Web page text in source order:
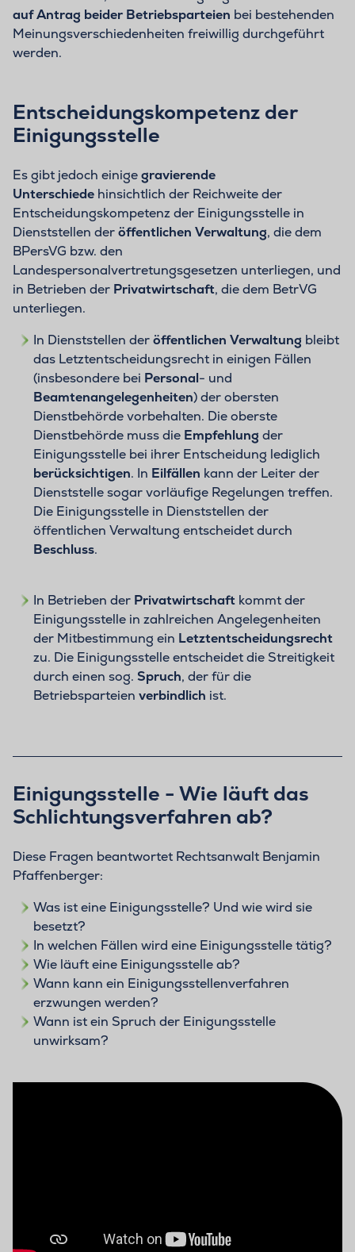
auf Antrag beider Betriebsparteien bei bestehenden
Meinungsverschiedenheiten freiwillig durchgeführt
werden.
Entscheidungskompetenz der
Einigungsstelle
Es gibt jedoch einigegravierende
Unterschiede hinsichtlich der Reichweite der
Entscheidungskompetenz der Einigungsstelle in
Dienststellen deröffentlichen Verwaltung, die dem
BPersVG bzw. den
Landespersonalvertretungsgesetzen unterliegen, und
in Betrieben der Privatwirtschaft, die dem BetrVG
unterliegen.
In Dienststellen deröffentlichen Verwaltung bleibt
das Letztentscheidungsrecht in einigen Fällen
(insbesondere bei Personal- und
Beamtenangelegenheiten) der obersten
Dienstbehörde vorbehalten. Die oberste
Dienstbehörde muss die Empfehlung der
Einigungsstelle bei ihrer Entscheidung lediglich
berücksichtigen. In Eilfällen kann der Leiter der
Dienststelle sogar vorläufige Regelungen treffen.
Die Einigungsstelle in Dienststellen der
öffentlichen Verwaltung entscheidet durch
Beschluss.
In Betrieben der Privatwirtschaft kommt der
Einigungsstelle in zahlreichen Angelegenheiten
der Mitbestimmung ein Letztentscheidungsrecht
zu. Die Einigungsstelle entscheidet die Streitigkeit
durch einen sog. Spruch, der für die
Betriebsparteien verbindlich ist.
Einigungsstelle - Wie läuft das
Schlichtungsverfahren ab?
Diese Fragen beantwortet Rechtsanwalt Benjamin
Pfaffenberger:
Was ist eine Einigungsstelle? Und wie wird sie
besetzt?
In welchen Fällen wird eine Einigungsstelle tätig?
Wie läuft eine Einigungsstelle ab?
Wann kann ein Einigungsstellenverfahren
erzwungen werden?
Wann ist ein Spruch der Einigungsstelle
unwirksam?